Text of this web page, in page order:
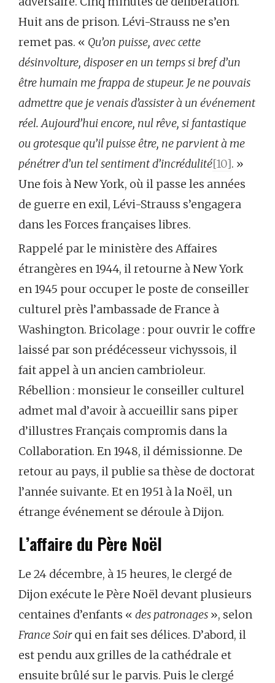
Huit ans de prison. Lévi-Strauss ne s’en
remet pas. « Qu’on puisse, avec cette
désinvolture, disposer en un temps si bref d’un
être humain me frappa de stupeur. Je ne pouvais
admettre que je venais d’assister à un événement
réel. Aujourd’hui encore, nul rêve, si fantastique
ou grotesque qu’il puisse être, ne parvient à me
pénétrer d’un tel sentiment d’incrédulité[10]. »
Une fois à New York, où il passe les années
de guerre en exil, Lévi-Strauss s’engagera
dans les Forces françaises libres.
Rappelé par le ministère des Affaires
étrangères en 1944, il retourne à New York
en 1945 pour occuper le poste de conseiller
culturel près l’ambassade de France à
Washington. Bricolage : pour ouvrir le coffre
laissé par son prédécesseur vichyssois, il
fait appel à un ancien cambrioleur.
Rébellion : monsieur le conseiller culturel
admet mal d’avoir à accueillir sans piper
d’illustres Français compromis dans la
Collaboration. En 1948, il démissionne. De
retour au pays, il publie sa thèse de doctorat
l’année suivante. Et en 1951 à la Noël, un
étrange événement se déroule à Dijon.
L’affaire du Père Noël
Le 24 décembre, à 15 heures, le clergé de
Dijon exécute le Père Noël devant plusieurs
centaines d’enfants « des patronages », selon
France Soirqui en fait ses délices. D’abord, il
est pendu aux grilles de la cathédrale et
ensuite brûlé sur le parvis. Puis le clergé